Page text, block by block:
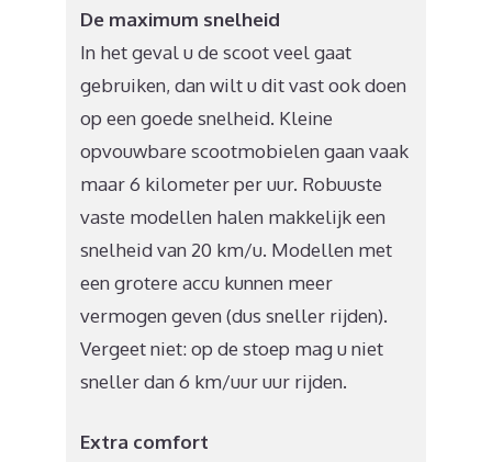
De maximum snelheid
In het geval u de scoot veel gaat
gebruiken, dan wilt u dit vast ook doen
op een goede snelheid. Kleine
opvouwbare scootmobielen gaan vaak
maar 6 kilometer per uur. Robuuste
vaste modellen halen makkelijk een
snelheid van 20 km/u. Modellen met
een grotere accu kunnen meer
vermogen geven (dus sneller rijden).
Vergeet niet: op de stoep mag u niet
sneller dan 6 km/uur uur rijden.
Extra comfort